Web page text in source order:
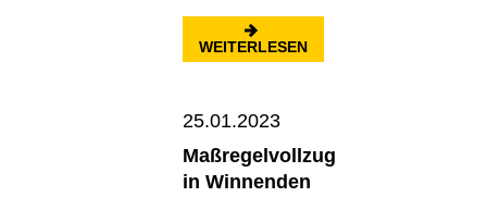
WEITERLESEN:
25.01.2023
Maßregelvollzug
in Winnenden